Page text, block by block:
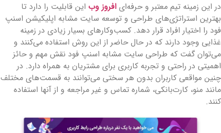
در این زمینه تیم معتبر و حرفه‌ایافروز وباین قابلیت را دارد تا
بهترین استراتژی‌های طراحی و توسعه سایت مشابه اپلیکیشن اسنپ
فود را اختیار افراد قرار دهد. کسب‌وکارهای بسیار زیادی در زمینه
غذایی وجود دارند که در حال حاضر از این روش استفاده می‌کنند و
می‌توان گفت که طراحی سایت مشابه اسنپ فود نقش مهم و حائز
اهمیتی در راحتی و تجربه کاربری برای مشتریان به همراه دارد. در
چنین مواقعی کاربران بدون هر سختی می‌توانند به قسمت‌های مختلف
مانند منو، کارت‌بانکی، شماره تماس و غیر مراجعه و از آنها استفاده
کنند.